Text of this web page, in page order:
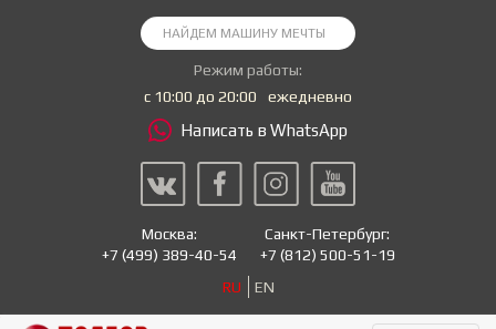
Режим работы:
с 10:00 до 20:00
ежедневно
Написать в WhatsApp
Москва:
+7 (499) 389-40-54
Санкт-Петербург:
+7 (812) 500-51-19
RU
EN